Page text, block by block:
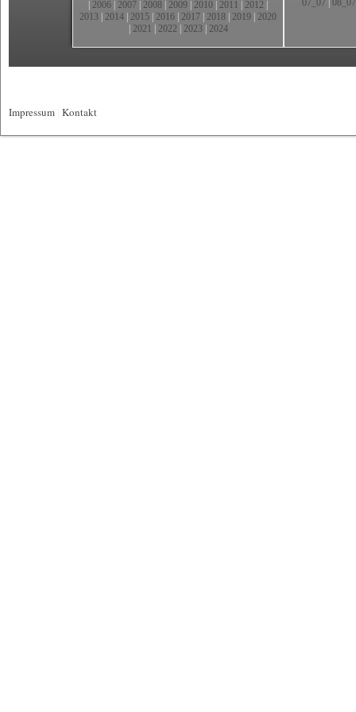
2006 2007 2008 2009 2010 2011 2012
2013 2014 2015 2016 2017 2018 2019 2020
2021 2022 2023| 2024
07_07 08_07
Impressum Kontakt